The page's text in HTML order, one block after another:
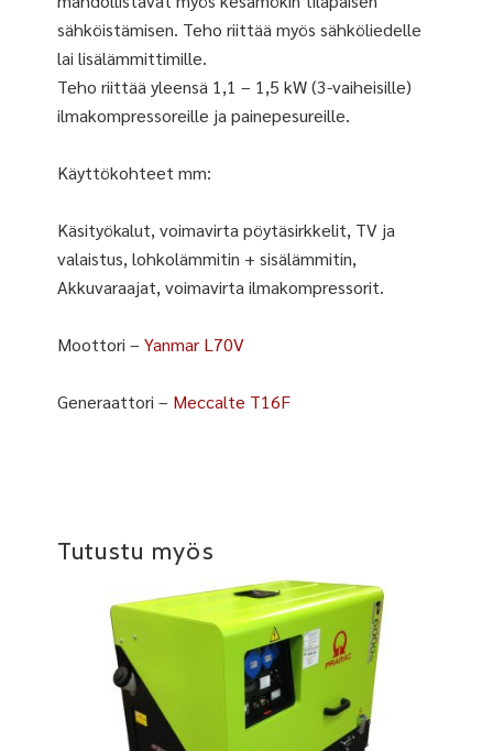
sähköistämisen. Teho riittää myös sähköliedelle
lai lisälämmittimille.
Teho riittää yleensä 1,1 – 1,5 kW (3-vaiheisille)
ilmakompressoreille ja painepesureille.
Käyttökohteet mm:
Käsityökalut, voimavirta pöytäsirkkelit, TV ja
valaistus, lohkolämmitin + sisälämmitin,
Akkuvaraajat, voimavirta ilmakompressorit.
Moottori –Yanmar L70V
Generaattori – Meccalte T16F
Tutustu myös